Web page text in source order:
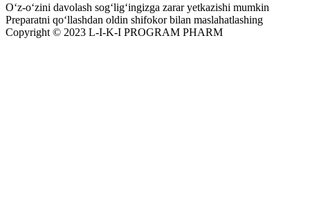
O‘z-o‘zini davolash sog‘lig‘ingizga zarar yetkazishi mumkin
Preparatni qo‘llashdan oldin shifokor bilan maslahatlashing
Copyright © 2023 L-I-K-I PROGRAM PHARM